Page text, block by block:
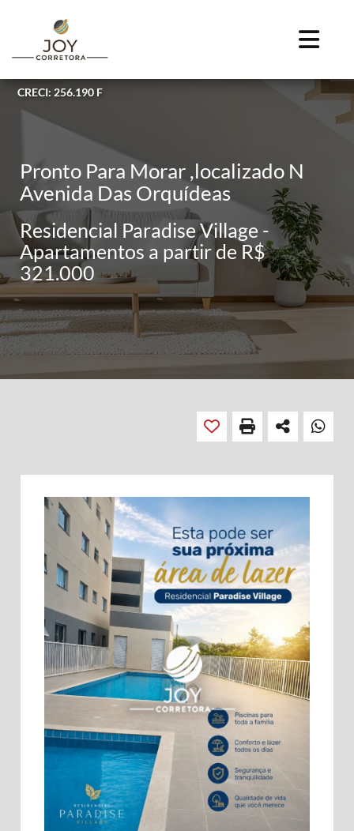
CRECI: 256.190 F
Pronto Para Morar ,localizado N
Avenida Das Orquídeas
Residencial Paradise Village -
Apartamentos a partir de R$
321.000